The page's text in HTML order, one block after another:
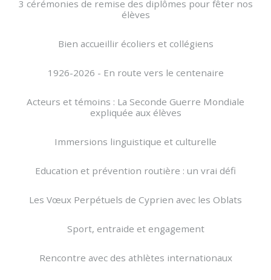
3 cérémonies de remise des diplômes pour fêter nos
élèves
Bien accueillir écoliers et collégiens
1926-2026 - En route vers le centenaire
Acteurs et témoins : La Seconde Guerre Mondiale
expliquée aux élèves
Immersions linguistique et culturelle
Education et prévention routière : un vrai défi
Les Vœux Perpétuels de Cyprien avec les Oblats
Sport, entraide et engagement
Rencontre avec des athlètes internationaux